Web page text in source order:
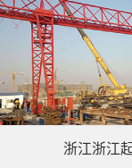
浙江浙江